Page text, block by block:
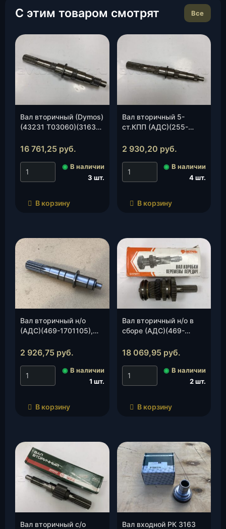
С этим товаром смотрят Все
Вал вторичный (Dymos)
(43231 Т03060)(3163-
16 761,25 руб.
◉ В наличии
3 шт.
В корзину
Вал вторичный 5-
ст.КПП (АДС)(255-
2 930,20 руб.
◉ В наличии
4 шт.
В корзину
Вал вторичный н/о
(АДС)(469-1701105),
2 926,75 руб.
◉ В наличии
1 шт.
В корзину
Вал вторичный н/о в
сборе (АДС)(469-
18 069,95 руб.
◉ В наличии
2 шт.
В корзину
Вал вторичный с/о
Вал входной РК 3163